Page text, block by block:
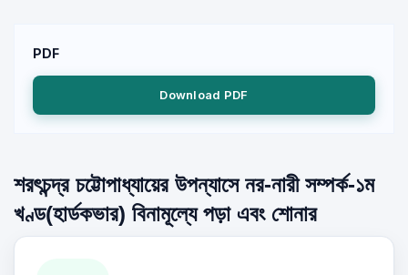
PDF
Download PDF
শরৎচন্দ্র চট্টোপাধ্যায়ের উপন্যাসে নর-নারী সম্পর্ক-১ম
খণ্ড(হার্ডকভার) বিনামূল্যে পড়া এবং শোনার